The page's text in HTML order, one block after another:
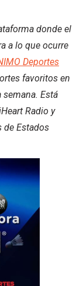
donde el
a lo que ocurre
Deportes
favoritos en
Está
Radio y
de Estados